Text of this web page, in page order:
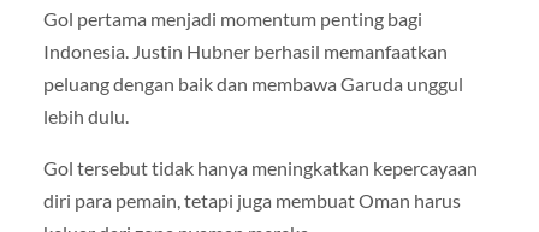
Gol pertama menjadi momentum penting bagi
Indonesia. Justin Hubner berhasil memanfaatkan
peluang dengan baik dan membawa Garuda unggul
lebih dulu.
Gol tersebut tidak hanya meningkatkan kepercayaan
diri para pemain, tetapi juga membuat Oman harus